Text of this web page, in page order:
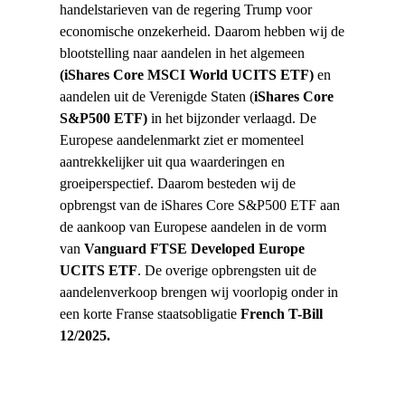
handelstarieven van de regering Trump voor
economische onzekerheid. Daarom hebben wij de
blootstelling naar aandelen in het algemeen
(iShares Core MSCI World UCITS ETF) en
aandelen uit de Verenigde Staten (iShares Core
S&P500 ETF)in het bijzonder verlaagd. De
Europese aandelenmarkt ziet er momenteel
aantrekkelijker uit qua waarderingen en
groeiperspectief. Daarom besteden wij de
opbrengst van de iShares Core S&P500 ETF aan
de aankoop van Europese aandelen in de vorm
van Vanguard FTSE Developed Europe
UCITS ETF. De overige opbrengsten uit de
aandelenverkoop brengen wij voorlopig onder in
een korte Franse staatsobligatie French T-Bill
12/2025.